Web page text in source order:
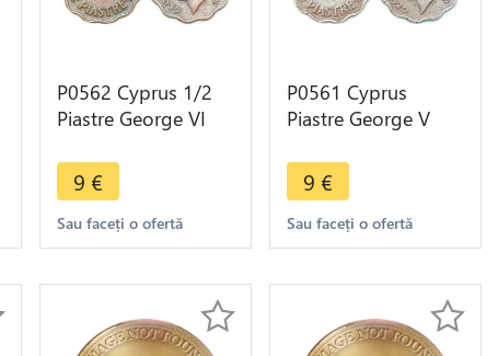
P0562 Cyprus 1/2
Piastre George VI
9 €
Sau faceți o ofertă
P0561 Cyprus
Piastre George V
9 €
Sau faceți o ofertă